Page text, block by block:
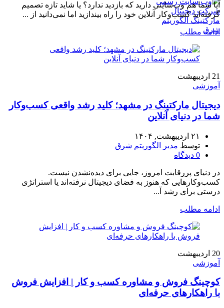
آیا شما هم وب‌سایتی دارید که بازدید ندارد؟ یا شاید تازه تصمیم
گرفته‌اید کسب‌وکار آنلاین خود را راه بیندازید اما نمی‌دانید از ...
ادامه مطلب
21 اردیبهشت
آموزشی
دیجیتال مارکتینگ در مشهد؛ کلید رشد واقعی کسب‌وکار
شما در دنیای آنلاین
۲۱ اردیبهشت, ۱۴۰۴
توسط مدیر الگوریتم شرق
0 دیدگاه
در دنیای پررقابت امروز، جایی برای دیده‌نشدن نیست.
کسب‌وکارهایی که هنوز به فضای دیجیتال نرفته‌اند یا استراتژی
درستی برای رشد آ...
ادامه مطلب
20 اردیبهشت
آموزشی
کوچینگ فروش و مشاوره کسب‌ و کار | افزایش فروش
با راهکارهای حرفه‌ای